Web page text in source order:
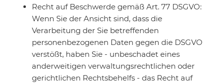
Recht auf Beschwerde gemäß Art. 77 DSGVO:
Wenn Sie der Ansicht sind, dass die
Verarbeitung der Sie betreffenden
personenbezogenen Daten gegen die DSGVO
verstößt, haben Sie - unbeschadet eines
anderweitigen verwaltungsrechtlichen oder
gerichtlichen Rechtsbehelfs - das Recht auf